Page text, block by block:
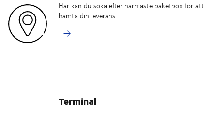
Här kan du söka efter närmaste paketbox för att
hämta din leverans.
Terminal